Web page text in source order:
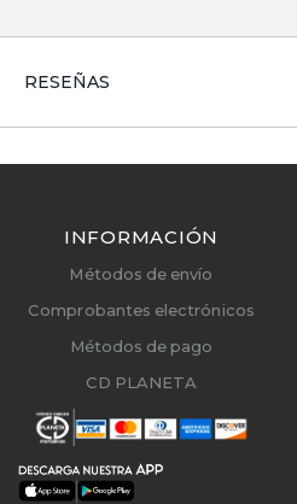
RESEÑAS
INFORMACIÓN
Métodos de envío
Comprobantes electrónicos
Métodos de pago
CD PLANETA